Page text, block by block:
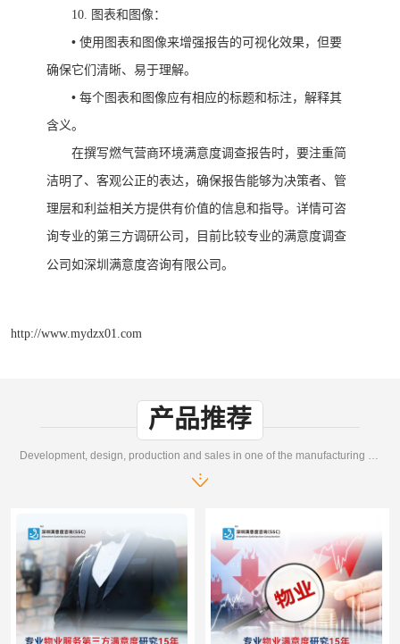
10. 图表和图像：
• 使用图表和图像来增强报告的可视化效果，但要
确保它们清晰、易于理解。
• 每个图表和图像应有相应的标题和标注，解释其
含义。
在撰写燃气营商环境满意度调查报告时，要注重简
洁明了、客观公正的表达，确保报告能够为决策者、管
理层和利益相关方提供有价值的信息和指导。 详情可咨
询专业的第三方调研公司 ， 目前比较专业的满意度调查
公司如深圳满意度咨询有限公司。
http://www.mydzx01.com
产品推荐